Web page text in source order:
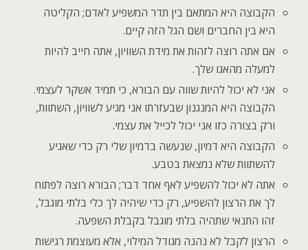
הקבוצה היא המתאם בין תדר המשפיע לאדם; הקליטה
היא בין החברים ושם הגל הזה קיים.
אם אתה רוצה לזהות את מידת השוויון, אתה חייב להיות
למעלה מהאגו שלך.
אני לא יכול להיות שווה עם הבורא, כי תמיד אשקר לעצמי.
הקבוצה היא המנגנון שבעזרתו אני מגיע לשוויון, השתוות,
ורק בצורה כזו אני יכול לכייל את עצמי.
הקבוצה היא דמיון, שנעשה בדמיון שלי רק כדי שאגיע
להשתוות שלא נמצאת בטבע.
אתה לא יכול להשפיע לאף אחד דבר; הבורא רוצה לפתוח
לך את הרצון להשפיע, רק כדי שיהיה לך כלי בלתי מוגבל,
זהו התנאי שתהיה בלתי מוגבל בקבלת השפעה.
הרצון לקבל לא נהנה מגודל המילוי, אלא מעוצמת רגישות